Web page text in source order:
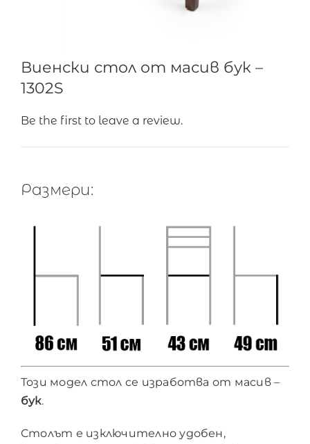
Виенски стол от масив бук –
1302S
Be the first to leave a review.
Размери:
Този модел стол се изработва от масив –
бук.
Столът е изключително удобен,